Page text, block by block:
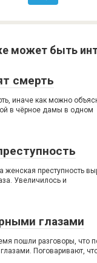
может быть
смерть
иначе как можно
в чёрное дамы в одном
женская преступность
Увеличилось и
глазами
пошли разговоры, что
Поговаривают,